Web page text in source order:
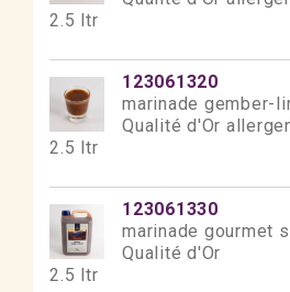
2.5 ltr
123061320
marinade gember-
Qualité d'Or
2.5 ltr
123061330
marinade gourmet
Qualité d'Or
2.5 ltr